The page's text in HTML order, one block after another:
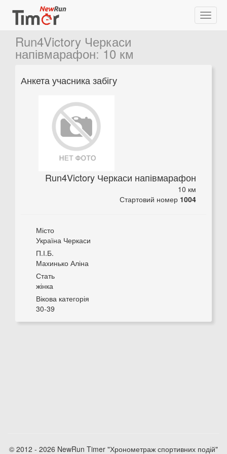
Run4Victory Черкаси
напівмарафон:10 км
Анкета учасника забігу
Run4Victory Черкаси напівмарафон
10 км
Стартовий номер 1004
Місто
Україна Черкаси
П.І.Б.
Махинько Аліна
Стать
жінка
Вікова категорія
30-39
© 2012 - 2026 NewRun Timer "Хронометраж спортивних подій"